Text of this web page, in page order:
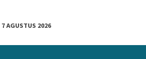
AGUSTUS 2026